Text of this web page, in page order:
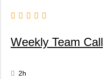
Weekly Team Call
2h